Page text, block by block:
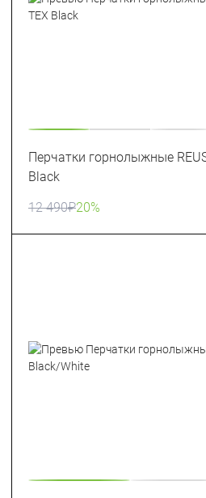
Перчатки горнолыжные
Black
12 490₽20%